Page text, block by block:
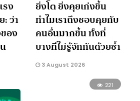
ง
: ว่า
อง
ยิ่งโต ยิ่งคุยเก่งขึ้น
ทำไมเราถึงชอบคุยกับ
คนอื่นมากขึ้น ทั้งที่
บางทีไม่รู้จักกันด้วยซ้ำ
3 August 2026
221